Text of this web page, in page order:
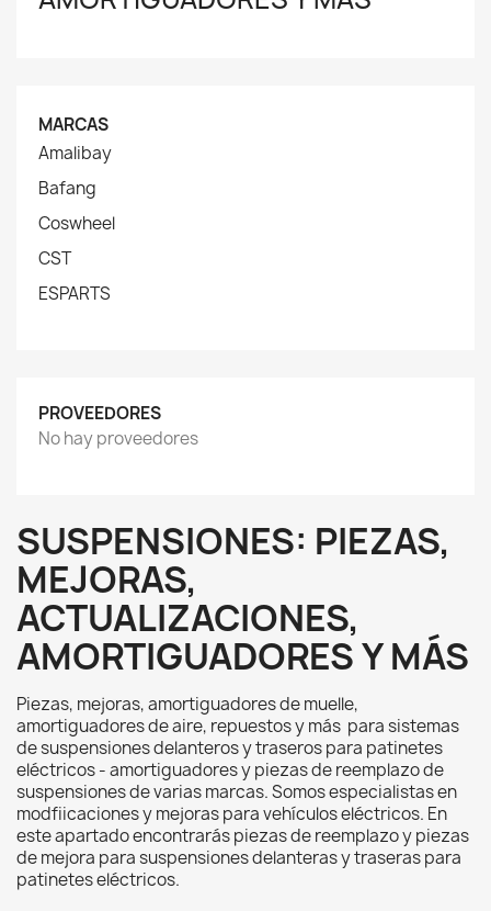
MARCAS
Amalibay
Bafang
Coswheel
CST
ESPARTS
PROVEEDORES
No hay proveedores
SUSPENSIONES: PIEZAS,
MEJORAS,
ACTUALIZACIONES,
AMORTIGUADORES Y MÁS
Piezas, mejoras, amortiguadores de muelle,
amortiguadores de aire, repuestos y más para sistemas
de suspensiones delanteros y traseros para patinetes
eléctricos - amortiguadores y piezas de reemplazo de
suspensiones de varias marcas. Somos especialistas en
modfiicaciones y mejoras para vehículos eléctricos. En
este apartado encontrarás piezas de reemplazo y piezas
de mejora para suspensiones delanteras y traseras para
patinetes eléctricos.